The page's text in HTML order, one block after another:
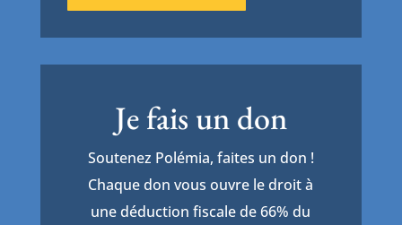
Je fais un don
Soutenez Polémia, faites un don !
Chaque don vous ouvre le droit à
une déduction fiscale de 66% du